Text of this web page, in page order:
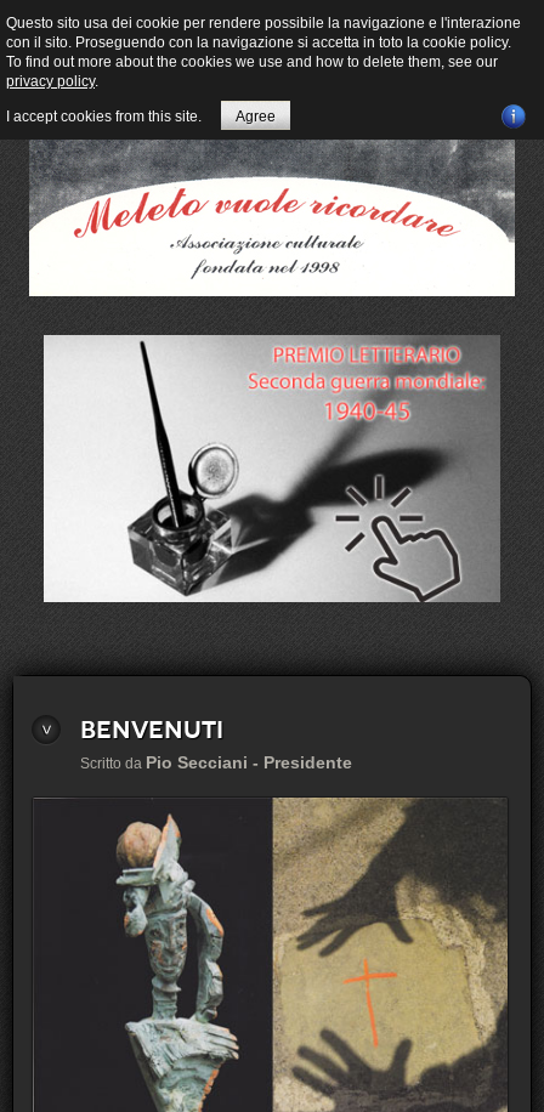
Benvenuti
Scritto da Pio Secciani - Presidente
Questo sito usa dei cookie per rendere possibile la navigazione e l'interazione
con il sito. Proseguendo con la navigazione si accetta in toto la cookie policy.
To find out more about the cookies we use and how to delete them, see our
privacy policy.
I accept cookies from this site. Agree